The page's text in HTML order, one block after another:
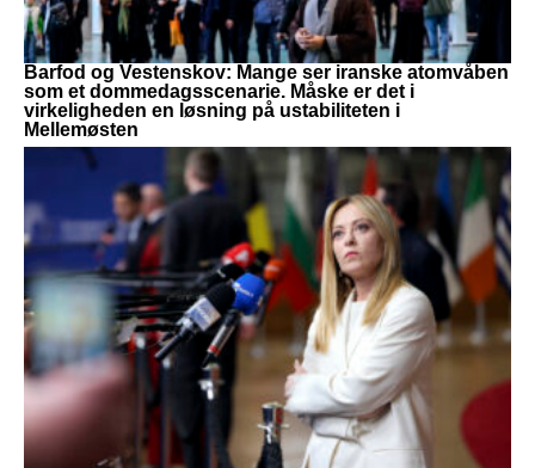
Barfod og Vestenskov: Mange ser iranske atomvåben
som et dommedagsscenarie. Måske er det i
virkeligheden en løsning på ustabiliteten i
Mellemøsten